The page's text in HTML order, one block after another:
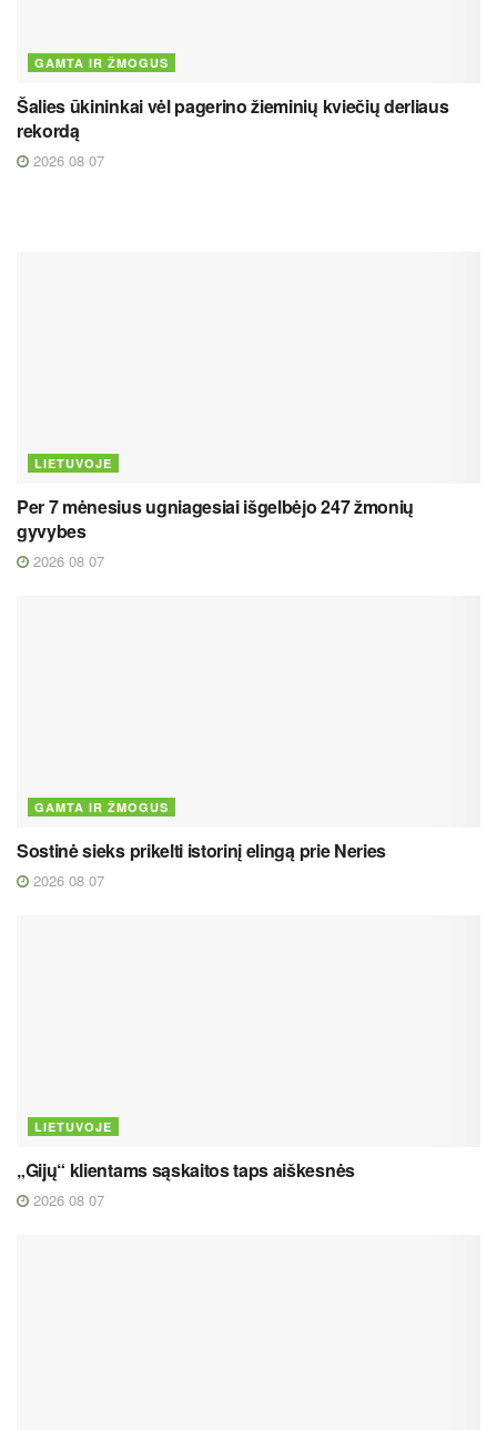
GAMTA IR ŽMOGUS
Šalies ūkininkai vėl pagerino žieminių kviečių derliaus
rekordą
2026 08 07
LIETUVOJE
Per 7 mėnesius ugniagesiai išgelbėjo 247 žmonių
gyvybes
2026 08 07
GAMTA IR ŽMOGUS
Sostinė sieks prikelti istorinį elingą prie Neries
2026 08 07
LIETUVOJE
„Gijų“ klientams sąskaitos taps aiškesnės
2026 08 07